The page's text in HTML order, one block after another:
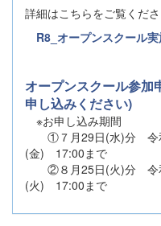
詳細はこちらをご覧くださ
R8_オープンスクール
オープンスクール参加
申し込みください)
※お申し込み期間
①７月29日(水)分 令和
(金) 17:00まで
②８月25日(火)分 令和
(火) 17:00まで